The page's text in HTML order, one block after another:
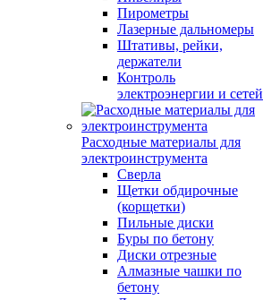
Пирометры
Лазерные дальномеры
Штативы, рейки,
держатели
Контроль
электроэнергии и сетей
Расходные материалы для
электроинструмента
Сверла
Щетки обдирочные
(корщетки)
Пильные диски
Буры по бетону
Диски отрезные
Алмазные чашки по
бетону